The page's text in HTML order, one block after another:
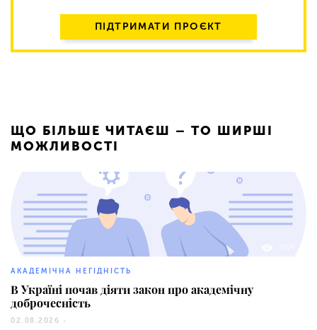
ПІДТРИМАТИ ПРОЄКТ
ЩО БІЛЬШЕ ЧИТАЄШ – ТО ШИРШІ
МОЖЛИВОСТІ
АКАДЕМІЧНА НЕГІДНІСТЬ
В Україні почав діяти закон про академічну
доброчесність
02.08.2026 -